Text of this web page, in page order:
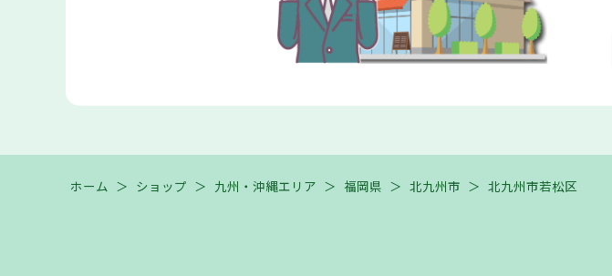
ホーム ＞ ショップ ＞ 九州・沖縄エリア ＞ 福岡県 ＞ 北九州市 ＞ 北九州市若松区